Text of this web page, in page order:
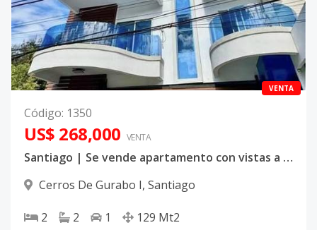
VENTA
Código: 1350
US$ 268,000 VENTA
Santiago | Se vende apartamento con vistas a la ciudad en Cerros de Gurabo, Torre Nikisy
Cerros De Gurabo I, Santiago
2 2 1 129 Mt2